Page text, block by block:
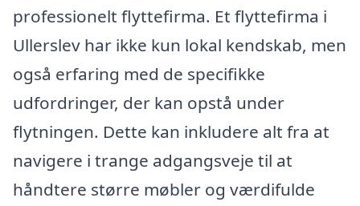
professionelt flyttefirma. Et flyttefirma i
Ullerslev har ikke kun lokal kendskab, men
også erfaring med de specifikke
udfordringer, der kan opstå under
flytningen. Dette kan inkludere alt fra at
navigere i trange adgangsveje til at
håndtere større møbler og værdifulde